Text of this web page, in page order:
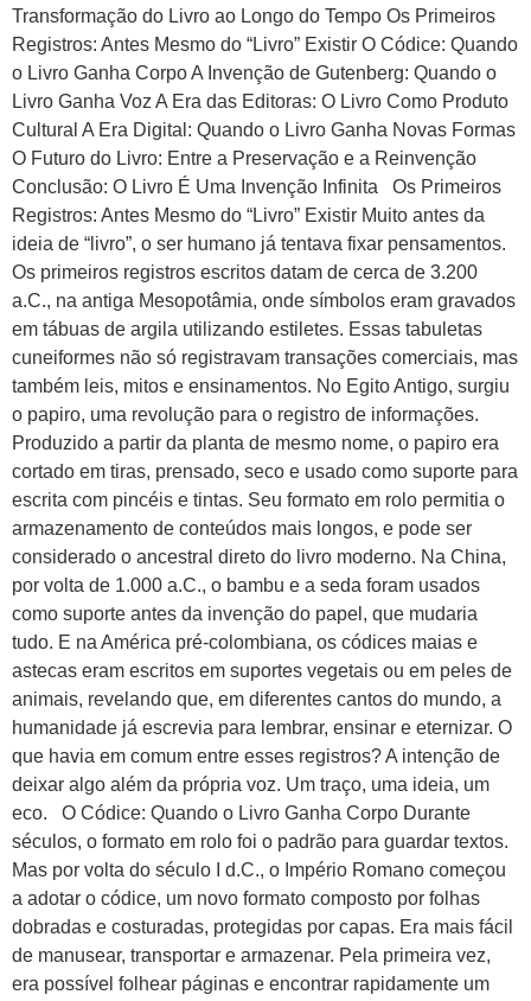
Transformação do Livro ao Longo do Tempo Os Primeiros
Registros: Antes Mesmo do “Livro” Existir O Códice: Quando
o Livro Ganha Corpo A Invenção de Gutenberg: Quando o
Livro Ganha Voz A Era das Editoras: O Livro Como Produto
Cultural A Era Digital: Quando o Livro Ganha Novas Formas
O Futuro do Livro: Entre a Preservação e a Reinvenção
Conclusão: O Livro É Uma Invenção Infinita Os Primeiros
Registros: Antes Mesmo do “Livro” Existir Muito antes da
ideia de “livro”, o ser humano já tentava fixar pensamentos.
Os primeiros registros escritos datam de cerca de 3.200
a.C., na antiga Mesopotâmia, onde símbolos eram gravados
em tábuas de argila utilizando estiletes. Essas tabuletas
cuneiformes não só registravam transações comerciais, mas
também leis, mitos e ensinamentos. No Egito Antigo, surgiu
o papiro, uma revolução para o registro de informações.
Produzido a partir da planta de mesmo nome, o papiro era
cortado em tiras, prensado, seco e usado como suporte para
escrita com pincéis e tintas. Seu formato em rolo permitia o
armazenamento de conteúdos mais longos, e pode ser
considerado o ancestral direto do livro moderno. Na China,
por volta de 1.000 a.C., o bambu e a seda foram usados
como suporte antes da invenção do papel, que mudaria
tudo. E na América pré-colombiana, os códices maias e
astecas eram escritos em suportes vegetais ou em peles de
animais, revelando que, em diferentes cantos do mundo, a
humanidade já escrevia para lembrar, ensinar e eternizar. O
que havia em comum entre esses registros? A intenção de
deixar algo além da própria voz. Um traço, uma ideia, um
eco. O Códice: Quando o Livro Ganha Corpo Durante
séculos, o formato em rolo foi o padrão para guardar textos.
Mas por volta do século I d.C., o Império Romano começou
a adotar o códice, um novo formato composto por folhas
dobradas e costuradas, protegidas por capas. Era mais fácil
de manusear, transportar e armazenar. Pela primeira vez,
era possível folhear páginas e encontrar rapidamente um